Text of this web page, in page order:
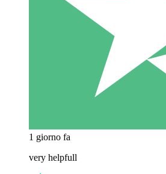
1 giorno fa
very helpfull